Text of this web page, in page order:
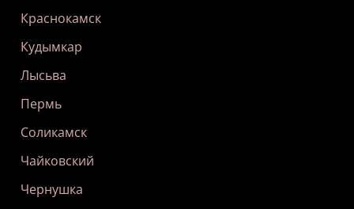
Краснокамск
Кудымкар
Лысьва
Пермь
Соликамск
Чайковский
Чернушка